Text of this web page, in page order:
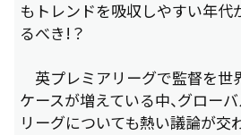
もトレンドを吸収しやすい年代
るべき!？
英プレミアリーグで監督を世
ケースが増えている中、グロー
リーグについても熱い議論が交